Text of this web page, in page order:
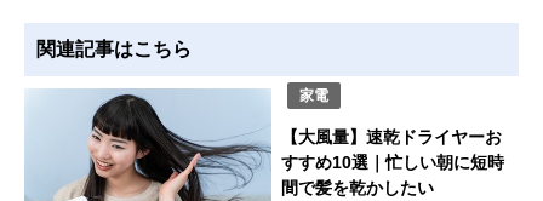
関連記事はこちら
家電
【大風量】速乾ドライヤーお
すすめ10選｜忙しい朝に短時
間で髪を乾かしたい